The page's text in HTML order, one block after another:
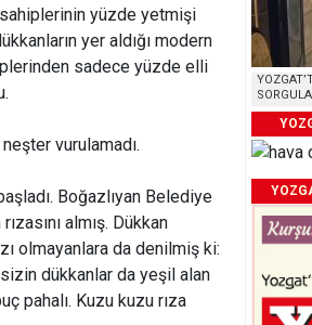
sahiplerinin yüzde yetmişi
yer aldığı modern
sadece yüzde elli
vurulamadı.
Boğazlıyan Belediye
almış. Dükkan
olmayanlara da denilmiş ki:
sizin dükkanlar da yeşil alan
pahalı. Kuzu kuzu rıza